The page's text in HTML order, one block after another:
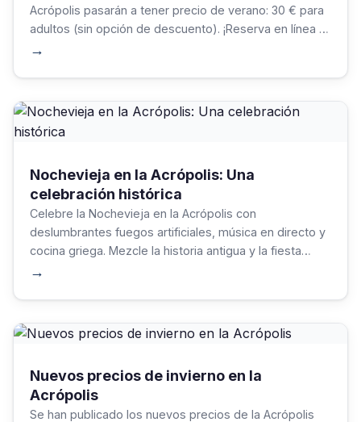
Acrópolis pasarán a tener precio de verano: 30 € para
adultos (sin opción de descuento). ¡Reserva en línea y
→
Nochevieja en la Acrópolis: Una
celebración histórica
Celebre la Nochevieja en la Acrópolis con
deslumbrantes fuegos artificiales, música en directo y
cocina griega. Mezcle la historia antigua y la fiesta
→
Nuevos precios de invierno en la
Acrópolis
Se han publicado los nuevos precios de la Acrópolis